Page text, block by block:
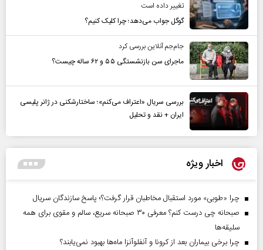
تغییر داده است
گوگل جواب می‌دهد؛ چرا کلیک کنیم؟
جام‌جم آنلاین بررسی کرد
ماجرای سن بازنشستگی ۵۵ و ۶۲ ساله چیست؟
بررسی سریال «اعتراف می‌کنم»؛ ساختارشکنی در ژانر پلیسی
ایران + نقد و تحلیل
اخبار ویژه
چرا «طوبی» مورد استقبال مخاطبان قرار گرفت؟؛ پاسخ سازندگان سریال
صبحانه چی درست کنم؟ معرفی ۳۰ صبحانه سریع، سالم و مقوی برای همه
سلیقه‌ها
چرا برخی بیماران بعد از کرونا و آنفلوآنزا ماه‌ها بهبود نمی‌یابند؟